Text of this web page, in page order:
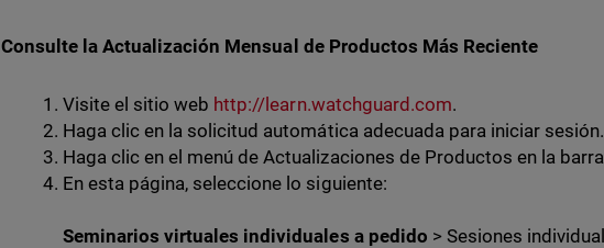
Consulte la Actualización Mensual de Productos Más Reciente
Visite el sitio web http://learn.watchguard.com.
Haga clic en la solicitud automática adecuada para iniciar sesión.
Haga clic en el menú de Actualizaciones de Productos en la
En esta página, seleccione lo siguiente:
Seminarios virtuales individuales a pedido > Sesiones